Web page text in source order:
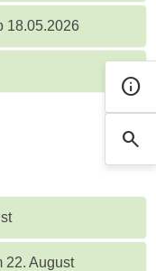
info
search
18.05.2026
22. August